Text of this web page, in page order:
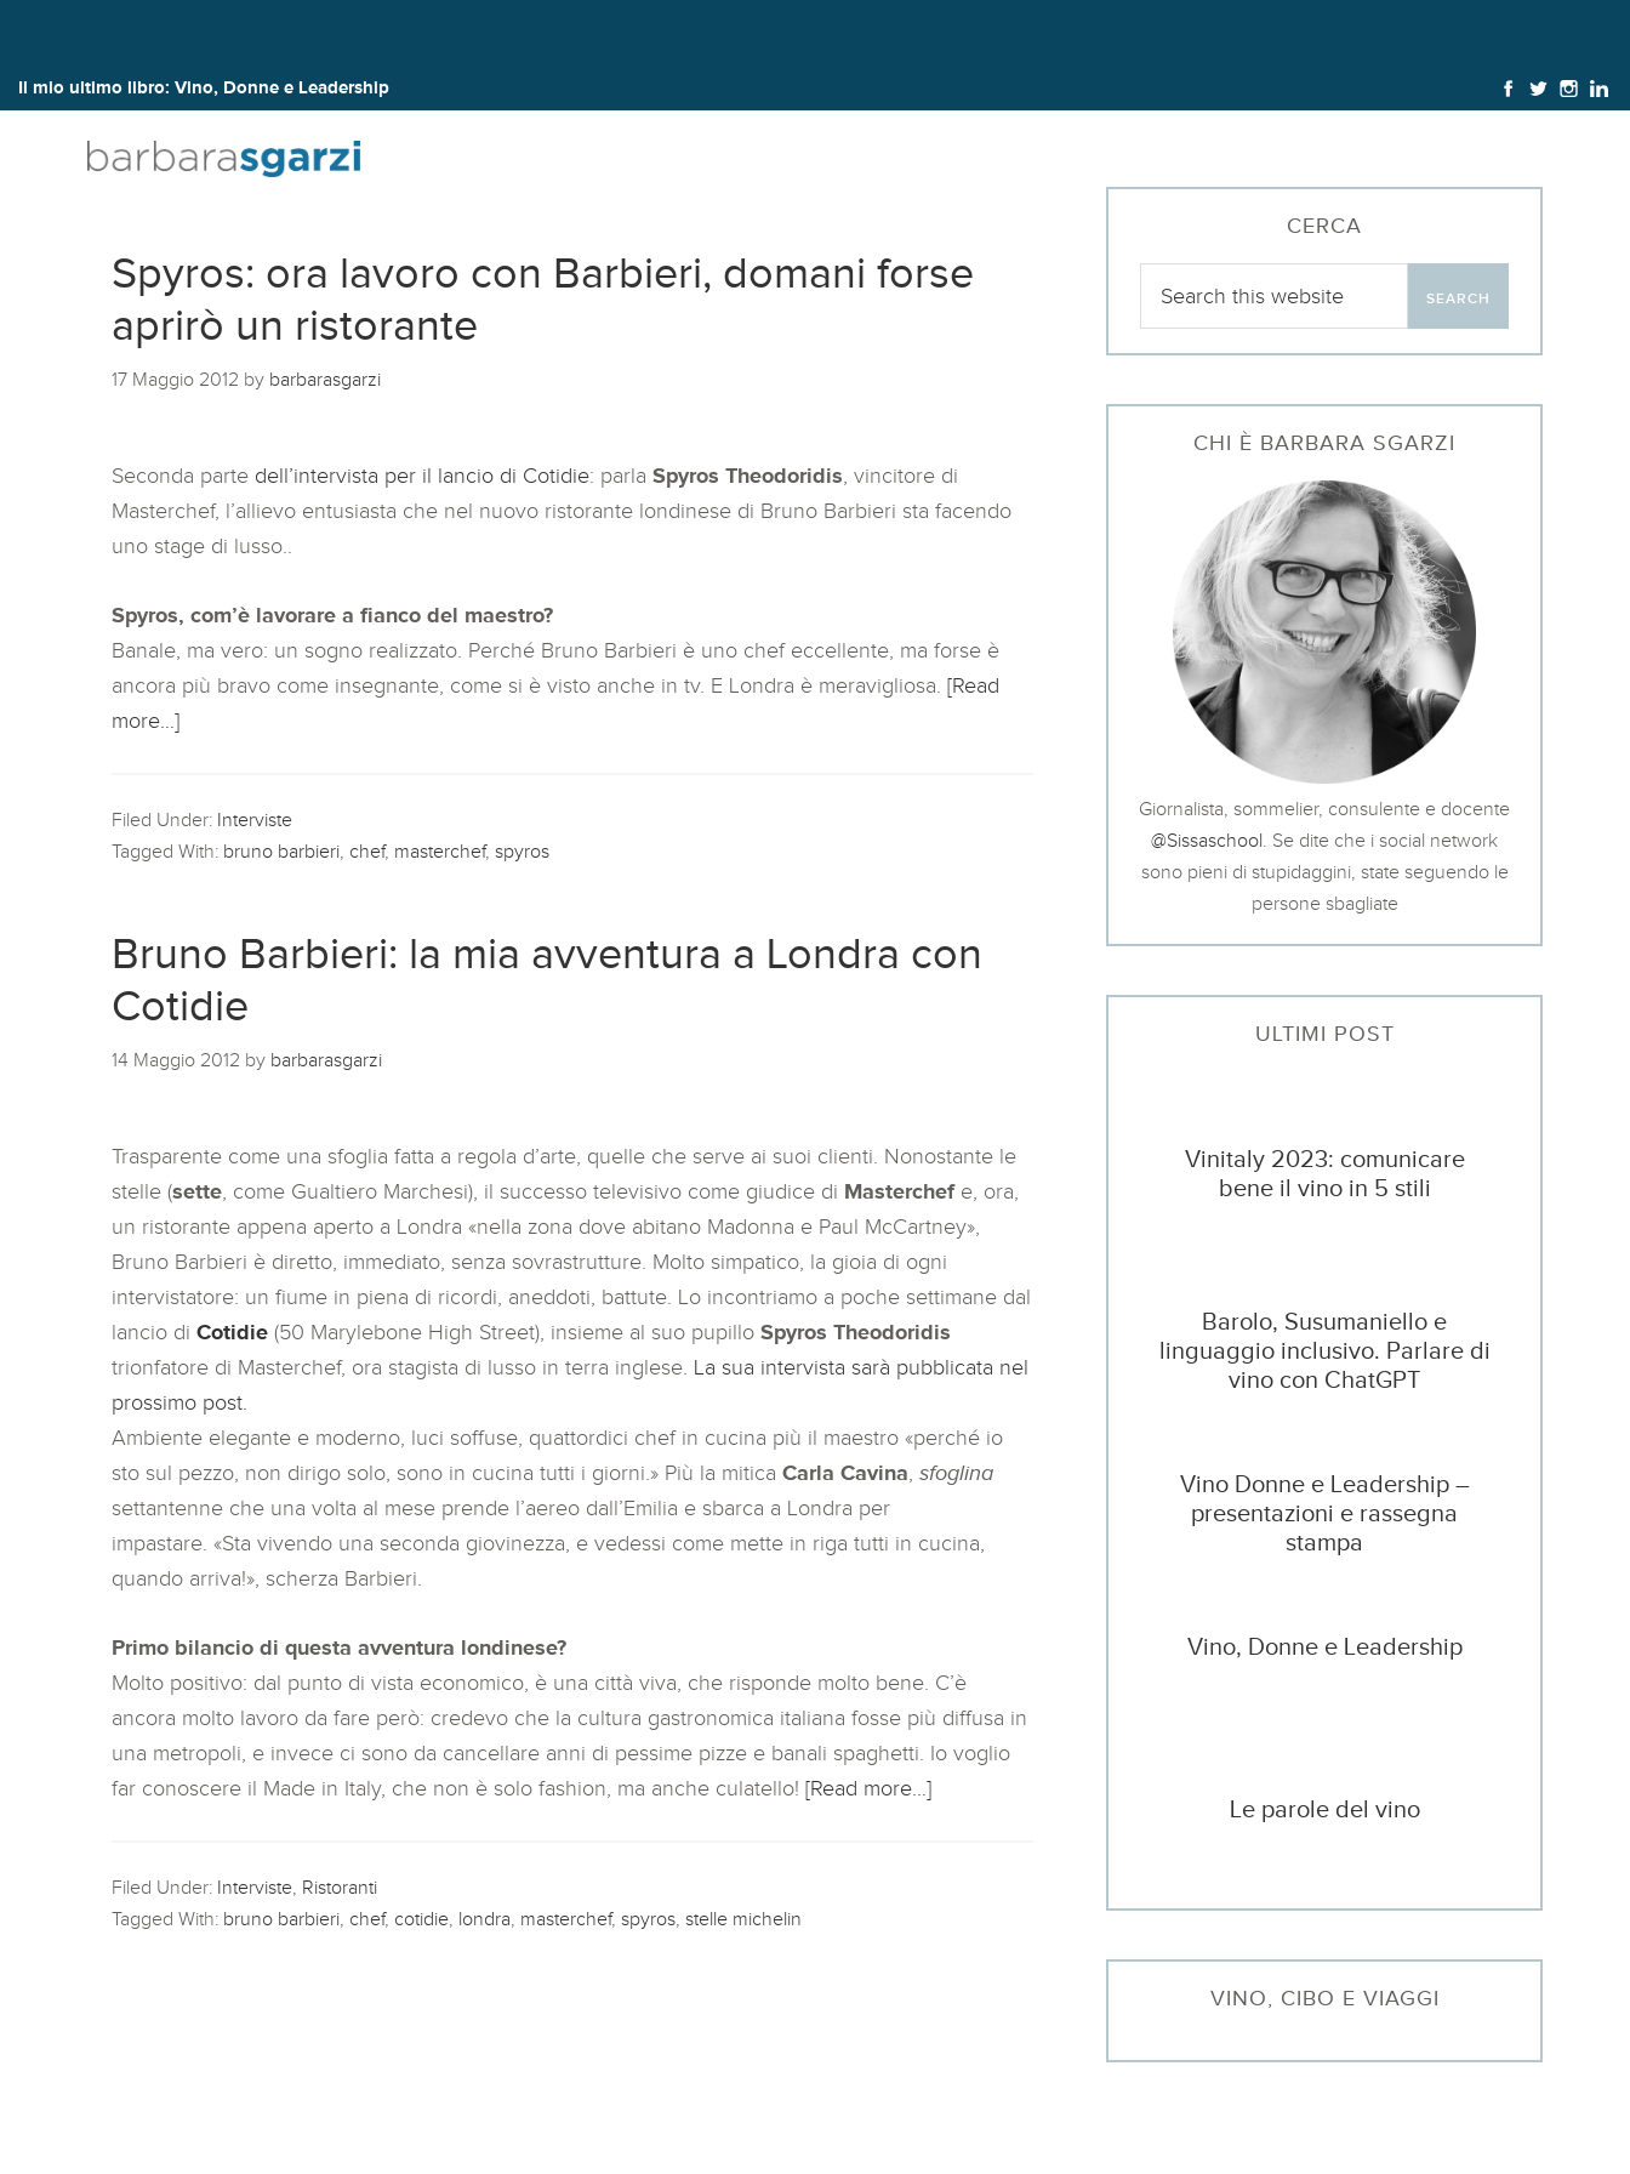
Il mio ultimo libro: Vino, Donne e Leadership
Spyros: ora lavoro con Barbieri, domani forse
aprirò un ristorante
17 Maggio 2012 by barbarasgarzi
Seconda parte dell’intervista per il lancio di Cotidie: parla Spyros Theodoridis, vincitore di
Masterchef, l’allievo entusiasta che nel nuovo ristorante londinese di Bruno Barbieri sta facendo
uno stage di lusso..
Spyros, com’è lavorare a fianco del maestro?
Banale, ma vero: un sogno realizzato. Perché Bruno Barbieri è uno chef eccellente, ma forse è
ancora più bravo come insegnante, come si è visto anche in tv. E Londra è meravigliosa. [Read
more…]
Filed Under: Interviste
Tagged With: bruno barbieri chef, masterchef, spyros
Bruno Barbieri: la mia avventura a Londra con
Cotidie
14 Maggio 2012 by barbarasgarzi
Trasparente come una sfoglia fatta a regola d’arte, quelle che serve ai suoi clienti. Nonostante le
stelle (sette, come Gualtiero Marchesi), il successo televisivo come giudice di Masterchefe, ora,
un ristorante appena aperto a Londra «nella zona dove abitano Madonna e Paul McCartney»,
Bruno Barbieri è diretto, immediato, senza sovrastrutture. Molto simpatico, la gioia di ogni
intervistatore: un fiume in piena di ricordi, aneddoti, battute. Lo incontriamo a poche settimane dal
lancio di Cotidie (50 Marylebone High Street), insieme al suo pupillo Spyros Theodoridis
trionfatore di Masterchef, ora stagista di lusso in terra inglese. La sua intervista sarà pubblicata nel
prossimo post.
Ambiente elegante e moderno, luci soffuse, quattordici chef in cucina più il maestro «perché io
sto sul pezzo, non dirigo solo, sono in cucina tutti i giorni.» Più la mitica Carla Cavina, sfoglina
settantenne che una volta al mese prende l’aereo dall’Emilia e sbarca a Londra per
impastare. «Sta vivendo una seconda giovinezza, e vedessi come mette in riga tutti in cucina,
quando arriva!», scherza Barbieri.
Primo bilancio di questa avventura londinese?
Molto positivo: dal punto di vista economico, è una città viva, che risponde molto bene. C’è
ancora molto lavoro da fare però: credevo che la cultura gastronomica italiana fosse più diffusa in
una metropoli, e invece ci sono da cancellare anni di pessime pizze e banali spaghetti. Io voglio
far conoscere il Made in Italy, che non è solo fashion, ma anche culatello! [Read more…]
Filed Under: Interviste Ristoranti
Tagged With: bruno barbieri chef, cotidie londra masterchef, spyros stelle michelin
CERCA
CHI È BARBARA SGARZI
Giornalista, sommelier, consulente e docente
@Sissaschool . Se dite che i social network
sono pieni di stupidaggini, state seguendo le
persone sbagliate
ULTIMI POST
Vinitaly 2023: comunicare
bene il vino in 5 stili
Barolo, Susumaniello e
linguaggio inclusivo. Parlare di
vino con ChatGPT
Vino Donne e Leadership –
presentazioni e rassegna
stampa
Vino, Donne e Leadership
Le parole del vino
VINO, CIBO E VIAGGI